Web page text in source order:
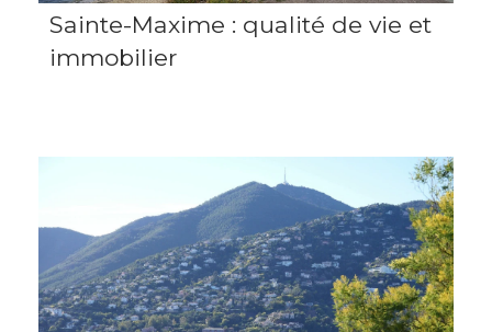
Sainte-Maxime : qualité de vie et
immobilier